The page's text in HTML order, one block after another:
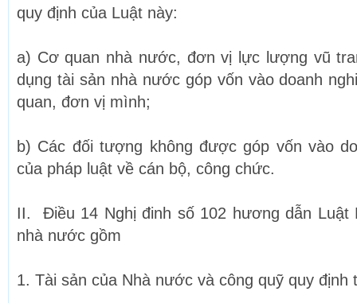
quy định của Luật này:
a) Cơ quan nhà nước, đơn vị lực lượng vũ
dụng tài sản nhà nước góp vốn vào doanh
quan, đơn vị mình;
b) Các đối tượng không được góp vốn vào
của pháp luật về cán bộ, công chức.
II. Điều 14 Nghị đinh số 102 hương dẫn Luật
nhà nước gồm
1. Tài sản của Nhà nước và công quỹ quy định